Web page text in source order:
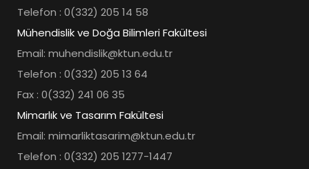
Telefon : 0(332) 205 14 58
Mühendislik ve Doğa Bilimleri Fakültesi
Email: muhendislik@ktun.edu.tr
Telefon : 0(332) 205 13 64
Fax : 0(332) 241 06 35
Mimarlık ve Tasarım Fakültesi
Email: mimarliktasarim@ktun.edu.tr
Telefon : 0(332) 205 1277-1447